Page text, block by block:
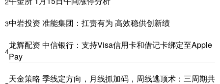
3中岩投资 准能集团：扛责有为 高效稳供创新绩
4
龙辉配资 中信银行：支持Visa信用卡和借记卡绑定至Apple
Pay
天金策略 季线定方向，月线抓加码，周线逃顶术：三周期共